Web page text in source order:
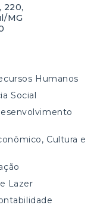
220,
MG
Humanos
Social
Cultura e
Lazer